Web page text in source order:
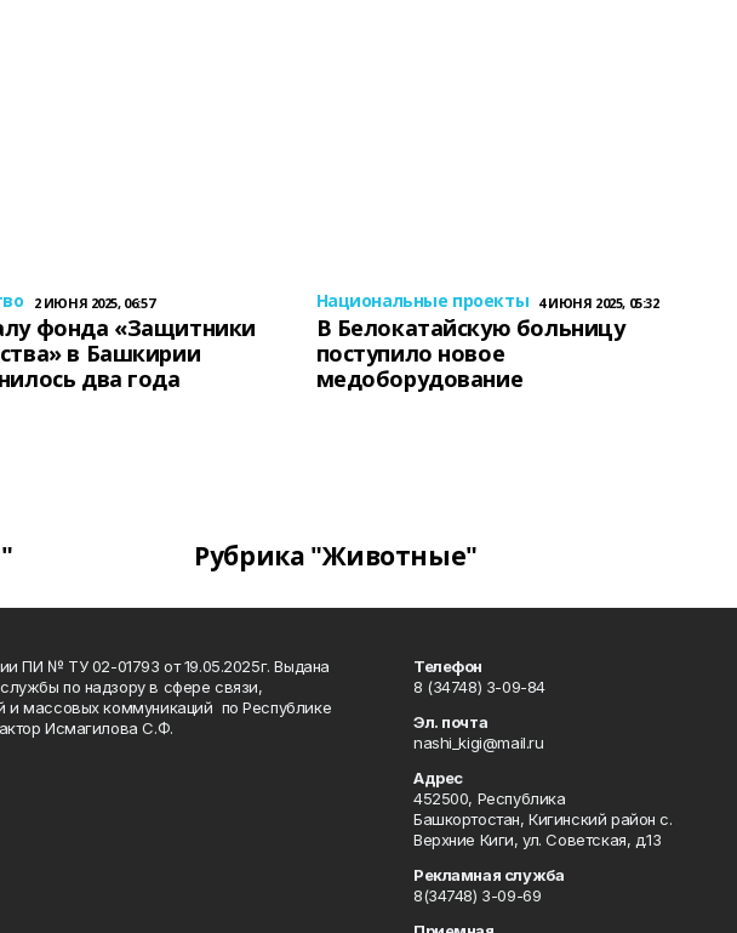
2 ИЮНЯ 2025, 06:57
фонда «Защитники
в Башкирии
два года
Национальные проекты 4 ИЮНЯ 2025, 05:32
В Белокатайскую больницу
поступило новое
медоборудование
Рубрика "Животные"
ПИ № ТУ 02-01793 от 19.05.2025г. Выдана
по надзору в сфере связи,
и массовых коммуникаций по Республике
Исмагилова С.Ф.
Телефон
8 (34748) 3-09-84
Эл. почта
nashi_kigi@mail.ru
Адрес
452500, Республика
Башкортостан, Кигинский район с.
Верхние Киги, ул. Советская, д.13
Рекламная служба
8(34748) 3-09-69